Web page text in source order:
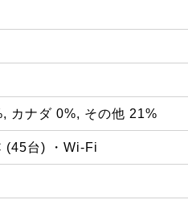
カナダ 0%, その他 21%
(45台) ・Wi-Fi